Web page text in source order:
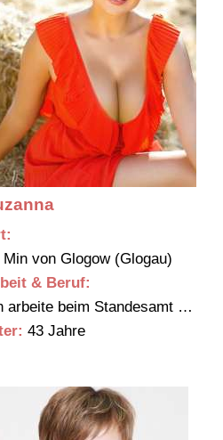
Min von Glogow (Glogau)
& Beruf:
arbeite beim Standesamt …
43 Jahre